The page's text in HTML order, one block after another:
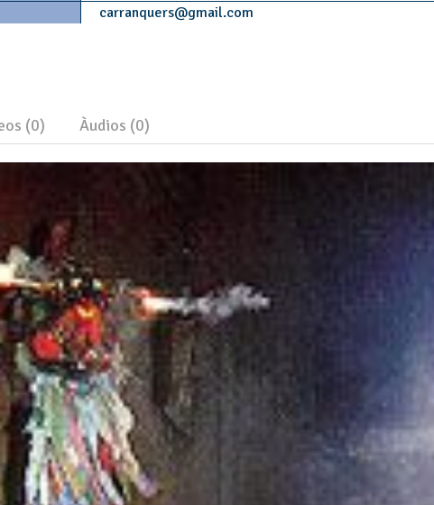
carranquers@gmail.com
(0) Àudios (0)